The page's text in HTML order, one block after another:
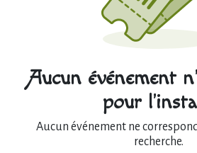
Aucun événement
pour
Aucun événement ne
recherche.